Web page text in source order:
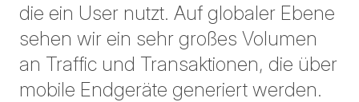
die ein User nutzt. Auf globaler Ebene
sehen wir ein sehr großes Volumen
an Traffic und Transaktionen, die über
mobile Endgeräte generiert werden.